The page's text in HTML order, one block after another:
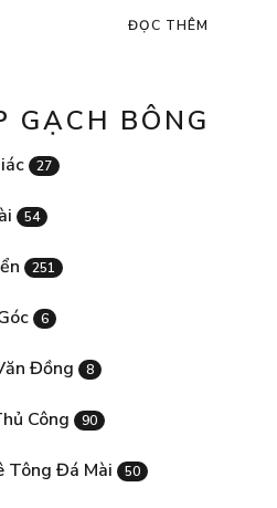
ĐỌC THÊM
GẠCH BÔNG
27
54
251
6
Đồng 8
Công 90
Tông Đá Mài 50